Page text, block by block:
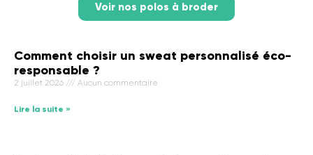
Voir nos polos à broder
Comment choisir un sweat personnalisé éco-
responsable ?
2 juillet 2026 Aucun commentaire
Lire la suite »